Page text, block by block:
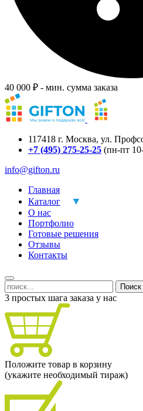
40 000 ₽ - мин. сумма заказа
117418 г. Москва, ул.
+7 (495) 275-25-25 (пн-пт
info@gifton.ru
Главная
Каталог
О нас
Портфолио
Готовые решения
Отзывы
Контакты
Поиск
3 простых шага заказа у нас
Положите товар в корзину
(укажите необходимый тираж)